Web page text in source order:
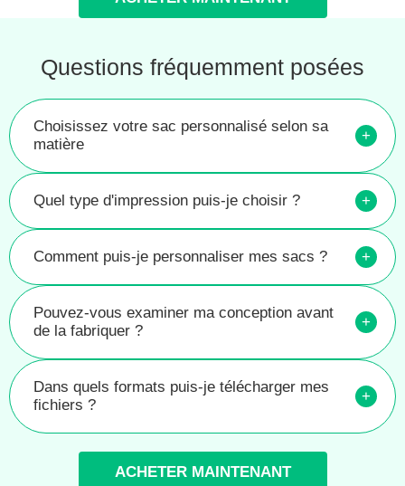
Questions fréquemment posées
Choisissez votre sac personnalisé selon sa
matière
+
Quel type d'impression puis-je choisir ? +
Comment puis-je personnaliser mes sacs ? +
Pouvez-vous examiner ma conception avant
de la fabriquer ?
+
Dans quels formats puis-je télécharger mes
fichiers ?
+
ACHETER MAINTENANT